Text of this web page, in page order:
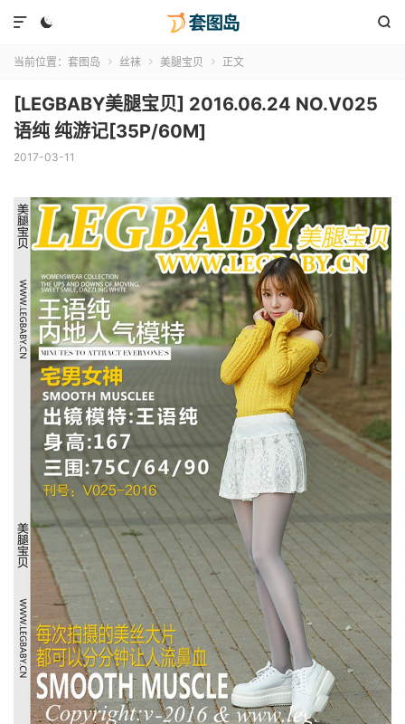
 

当前位置： 套图岛  丝袜  美腿宝贝  正文
[LEGBABY美腿宝贝] 2016.06.24 NO.V025
语纯 纯游记[35P/60M]
2017-03-11